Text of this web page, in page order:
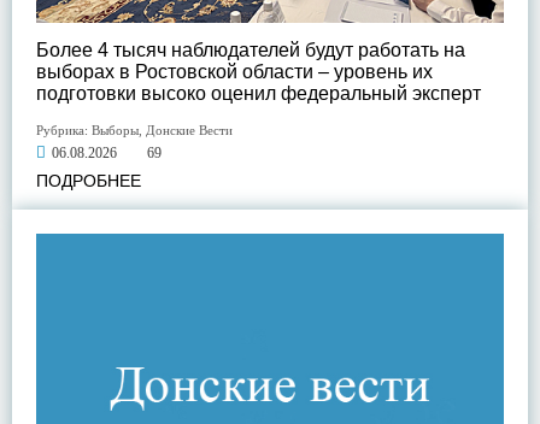
Более 4 тысяч наблюдателей будут работать на
выборах в Ростовской области – уровень их
подготовки высоко оценил федеральный эксперт
Рубрика: Выборы Донские Вести
06.08.2026 69
ПОДРОБНЕЕ